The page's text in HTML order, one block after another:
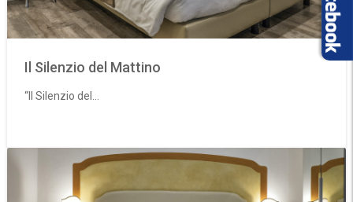
Il Silenzio del Mattino
“Il Silenzio del...